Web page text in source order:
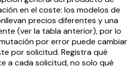
en el coste: los modelos de
precios diferentes y una
(ver la tabla anterior), por lo
por error puede cambiar
por solicitud. Registra qué
a cada solicitud, no solo qué